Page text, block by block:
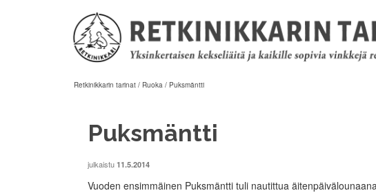
Retkinikkarin tarinat / Ruoka / Puksmäntti
Puksmäntti
julkaistu 11.5.2014
Vuoden ensimmäinen Puksmäntti tuli nautittua